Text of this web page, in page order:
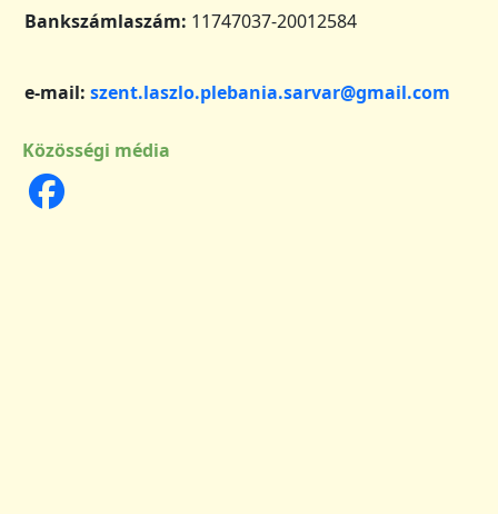
Bankszámlaszám: 11747037-20012584
e-mail: szent.laszlo.plebania.sarvar@gmail.com
Közösségi média